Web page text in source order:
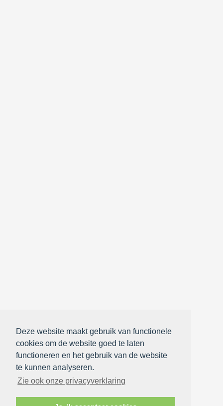
Deze website maakt gebruik van functionele
cookies om de website goed te laten
functioneren en het gebruik van de website
te kunnen analyseren.
Zie ook onze privacyverklaring